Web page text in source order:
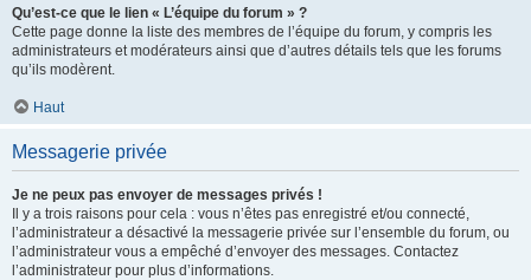
Qu’est-ce que le lien « L’équipe du forum » ?
Cette page donne la liste des membres de l’équipe du forum, y compris les
administrateurs et modérateurs ainsi que d’autres détails tels que les forums
qu’ils modèrent.
Haut
Messagerie privée
Je ne peux pas envoyer de messages privés !
Il y a trois raisons pour cela : vous n’êtes pas enregistré et/ou connecté,
l’administrateur a désactivé la messagerie privée sur l’ensemble du forum, ou
l’administrateur vous a empêché d’envoyer des messages. Contactez
l’administrateur pour plus d’informations.